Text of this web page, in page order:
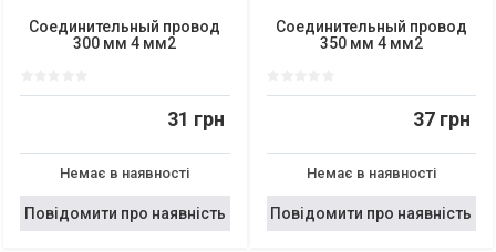
Соединительный провод
300 мм 4 мм2
31 грн
Немає в наявності
Повідомити про наявність
Соединительный провод
350 мм 4 мм2
37 грн
Немає в наявності
Повідомити про наявність